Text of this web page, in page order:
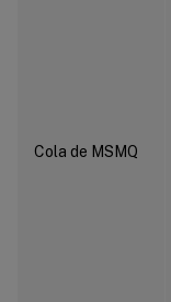
Cola de MSMQ